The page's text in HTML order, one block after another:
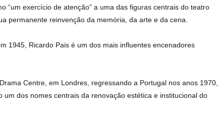
“um exercício de atenção” a uma das figuras centrais do teatro
permanente reinvenção da memória, da arte e da cena.
1945, Ricardo Pais é um dos mais influentes encenadores
Centre, em Londres, regressando a Portugal nos anos 1970,
um dos nomes centrais da renovação estética e institucional do